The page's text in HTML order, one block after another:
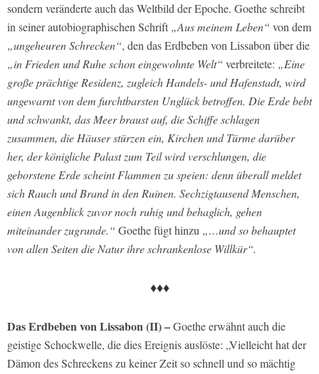
sondern veränderte auch das Weltbild der Epoche. Goethe schreibt
in seiner autobiographischen Schrift „Aus meinem Leben“ von dem
„ungeheuren Schrecken“, den das Erdbeben von Lissabon über die
„in Frieden und Ruhe schon eingewohnte Welt“ verbreitete: „Eine
große prächtige Residenz, zugleich Handels- und Hafenstadt, wird
ungewarnt von dem furchtbarsten Unglück betroffen. Die Erde bebt
und schwankt, das Meer braust auf, die Schiffe schlagen
zusammen, die Häuser stürzen ein, Kirchen und Türme darüber
her, der königliche Palast zum Teil wird verschlungen, die
geborstene Erde scheint Flammen zu speien: denn überall meldet
sich Rauch und Brand in den Ruinen. Sechzigtausend Menschen,
einen Augenblick zuvor noch ruhig und behaglich, gehen
miteinander zugrunde.“ Goethe fügt hinzu „…und so behauptet
von allen Seiten die Natur ihre schrankenlose Willkür“.
♦♦♦
Das Erdbeben von Lissabon (II) –Goethe erwähnt auch die
geistige Schockwelle, die dies Ereignis auslöste: „Vielleicht hat der
Dämon des Schreckens zu keiner Zeit so schnell und so mächtig